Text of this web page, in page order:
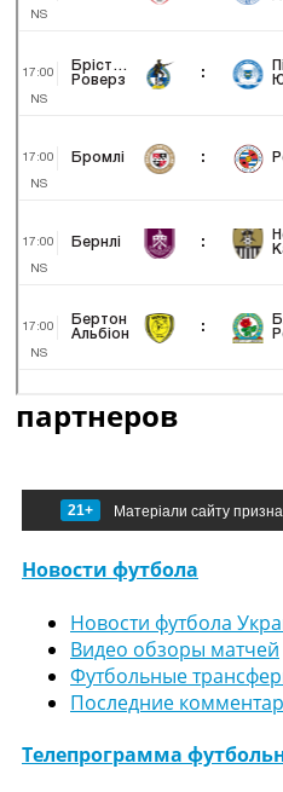
партнеров
21+ Матеріали сайту
Новости футбола
Новости футбола
Видео обзоры матчей
Футбольные
Последние
Телепрограмма